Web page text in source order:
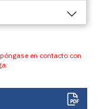
en contacto con